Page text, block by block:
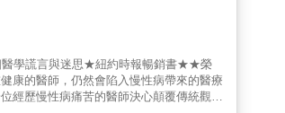
醫學謊言與迷思★紐約時報暢銷書★★榮
康的醫師，仍然會陷入慢性病帶來的醫療
經歷慢性病痛苦的醫師決心顛覆傳統觀